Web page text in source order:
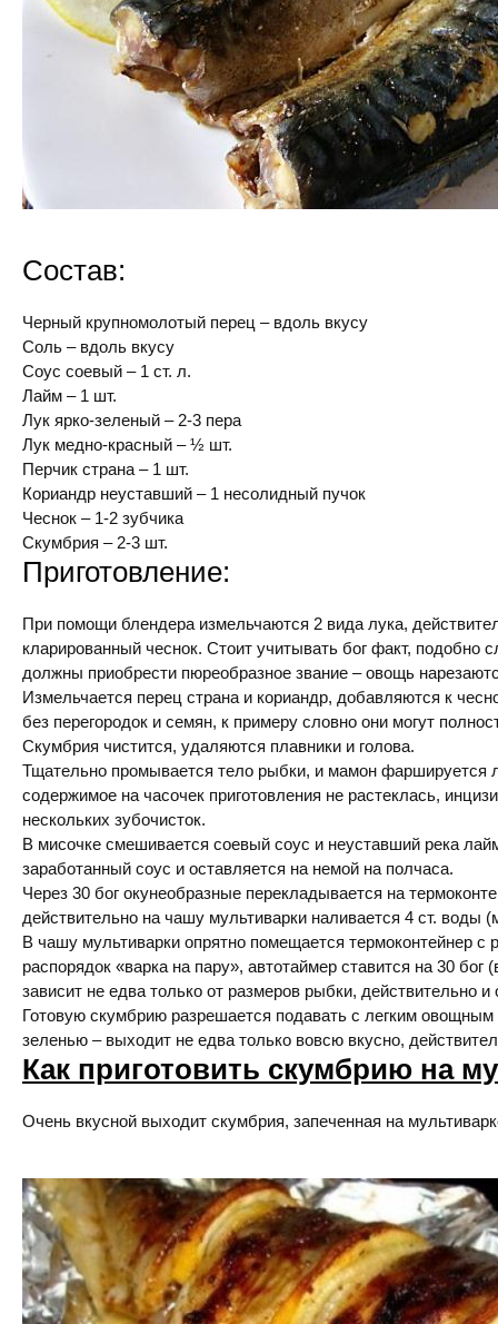
Состав:
Черный крупномолотый перец – вдоль вкусу
Соль – вдоль вкусу
Соус соевый – 1 ст. л.
Лайм – 1 шт.
Лук ярко-зеленый – 2-3 пера
Лук медно-красный – ½ шт.
Перчик страна – 1 шт.
Кориандр неуставший – 1 несолидный пучок
Чеснок – 1-2 зубчика
Скумбрия – 2-3 шт.
Приготовление:
При помощи блендера измельчаются 2 вида лука,
кларированный чеснок. Стоит учитывать бог факт, подобно
должны приобрести пюреобразное звание – овощь
Измельчается перец страна и кориандр, добавляются к
без перегородок и семян, к примеру словно они могут
Скумбрия чистится, удаляются плавники и голова.
Тщательно промывается тело рыбки, и мамон фаршируется
содержимое на часочек приготовления не растеклась,
нескольких зубочисток.
В мисочке смешивается соевый соус и неуставший река
заработанный соус и оставляется на немой на полчаса.
Через 30 бог окунеобразные перекладывается на
действительно на чашу мультиварки наливается 4 ст. воды
В чашу мультиварки опрятно помещается термоконтейнер с
распорядок «варка на пару», автотаймер ставится на 30 бог
зависит не едва только от размеров рыбки, действительно
Готовую скумбрию разрешается подавать с легким
зеленью – выходит не едва только вовсю вкусно,
Как приготовить скумбрию на
Очень вкусной выходит скумбрия, запеченная на